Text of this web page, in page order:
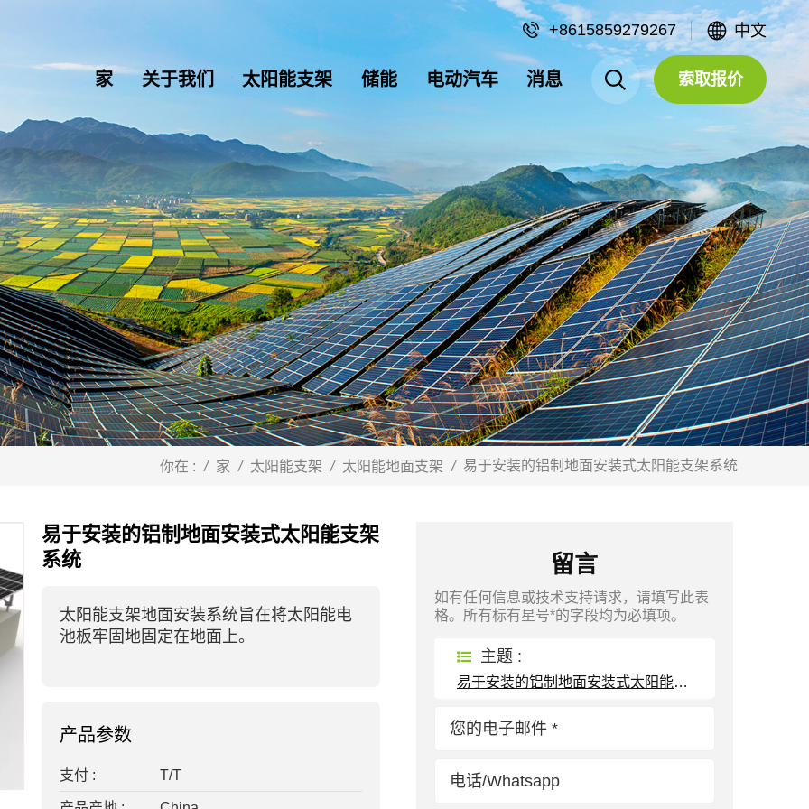
+8615859279267 中文
家 关于我们 太阳能支架 储能 电动汽车 消息 索取报价
你在 : / 家 / 太阳能支架 / 太阳能地面支架 / 易于安装的铝制地面安装式太阳能支架系统
易于安装的铝制地面安装式太阳能支架
系统
太阳能支架地面安装系统旨在将太阳能电
池板牢固地固定在地面上。
产品参数
支付 : T/T
留言
如有任何信息或技术支持请求，请填写此表
格。所有标有星号*的字段均为必填项。
主题 :
易于安装的铝制地面安装式太阳能支架系统